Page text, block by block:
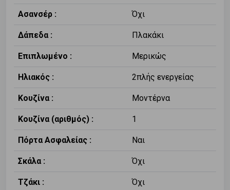
Ασανσέρ : Όχι
Δάπεδα : Πλακάκι
Επιπλωμένο : Μερικώς
Ηλιακός : 2πλής ενεργείας
Κουζίνα : Μοντέρνα
Κουζίνα (αριθμός) : 1
Πόρτα Ασφαλείας : Ναι
Σκάλα : Όχι
Τζάκι : Όχι